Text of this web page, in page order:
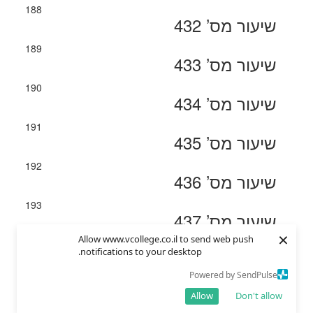
Allow www.vcollege.co.il to send web push
notifications to your desktop.
Powered by SendPulse
Don't allow
Allow
×
188
שיעור מס’ 432
189
שיעור מס’ 433
190
שיעור מס’ 434
191
שיעור מס’ 435
192
שיעור מס’ 436
193
שיעור מס’ 437
שיעור מס’ 438
שיעור מס’ 439